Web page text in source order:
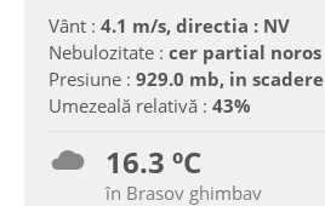
Vânt : 4.1 m/s, directia : NV
Nebulozitate : cer partial noros
Presiune : 929.0 mb, in scadere
Umezeală relativă : 43%
16.3 ºC
în Brasov ghimbav